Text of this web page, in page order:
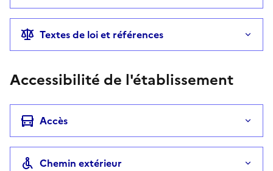
Textes de loi et références
Accessibilité de l'établissement
Accès
Chemin extérieur